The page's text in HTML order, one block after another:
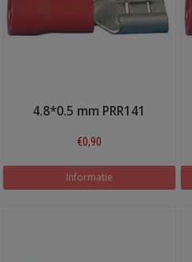
4.8*0.5 mm PRR141
€0,90
Informatie